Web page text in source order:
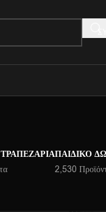
ΠΑΙΔΙΚΌ
2,530